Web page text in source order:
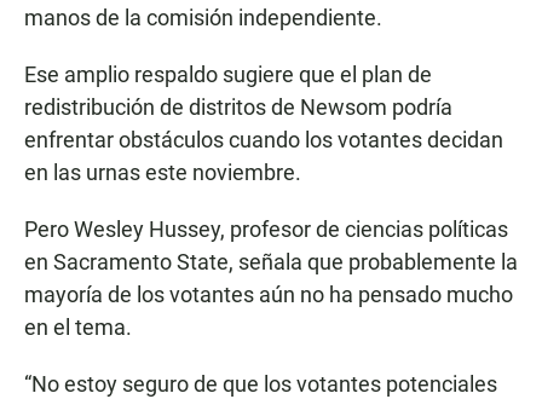
manos de la comisión independiente.
Ese amplio respaldo sugiere que el plan de
redistribución de distritos de Newsom podría
enfrentar obstáculos cuando los votantes decidan
en las urnas este noviembre.
Pero Wesley Hussey, profesor de ciencias políticas
en Sacramento State, señala que probablemente la
mayoría de los votantes aún no ha pensado mucho
en el tema.
“No estoy seguro de que los votantes potenciales